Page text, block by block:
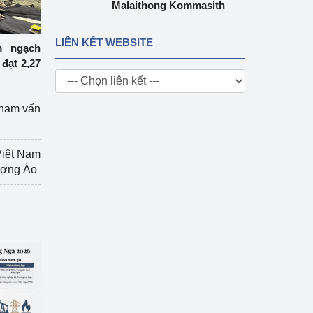
ngạch
2,27
vấn
Nam
Áo
Malaithong Kommasith
LIÊN KẾT WEBSITE